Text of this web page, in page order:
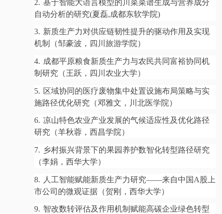
2. 基于智能大语言模型的川菜菜谱生成与营养成分
自动分析的研究(夏磊,成都东软学院)
3. 新质生产力对供应链韧性提升的驱动作用及实现
机制（邹豪波，四川旅游学院）
4. 成都平原粮食新质生产力与农民共同富裕协同机
制研究（王跃，四川农业大学）
5. 区域协同的医疗废物集中处置设施布局策略与实
施路径优化研究（邓雅文，川北医学院）
6. 凉山特色农业产业发展的气候适应性及优化路径
研究（羊秋蓉，西昌学院）
7. 乡村振兴背景下的果园养护数智化转型路径研究
（李娟，西华大学）
8.
人工智能赋能新质生产力研究——来自中国A股上
市公司的微观证据（贺刚，西华大学）
9. 智改数转评估及作用机制赋能高碳企业绿色转型